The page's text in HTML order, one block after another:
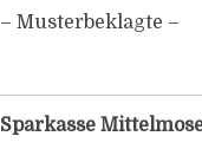
– Musterbeklagte –
Sparkasse